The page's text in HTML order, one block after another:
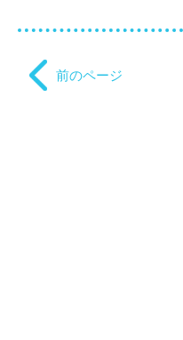
前のページ